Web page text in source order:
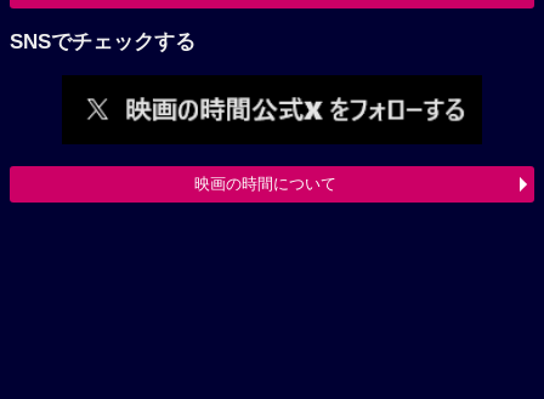
SNSでチェックする
映画の時間について